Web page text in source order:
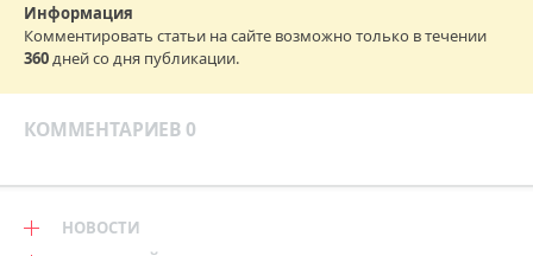
Информация
Комментировать статьи на сайте возможно только в течении
360дней со дня публикации.
КОММЕНТАРИЕВ 0
НОВОСТИ